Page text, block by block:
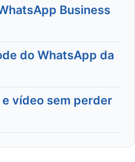
Business
do WhatsApp da
vídeo sem perder